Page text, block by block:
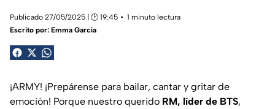
Publicado 27/05/2025 | 🕑 19:45
1 minuto lectura
Escrito por: Emma García
¡ARMY! ¡Prepárense para bailar, cantar y gritar de
emoción! Porque nuestro querido RM, líder de BTS,